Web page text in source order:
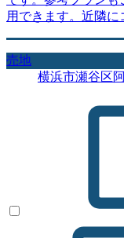
用できます。近隣に
売地
横浜市瀬谷区